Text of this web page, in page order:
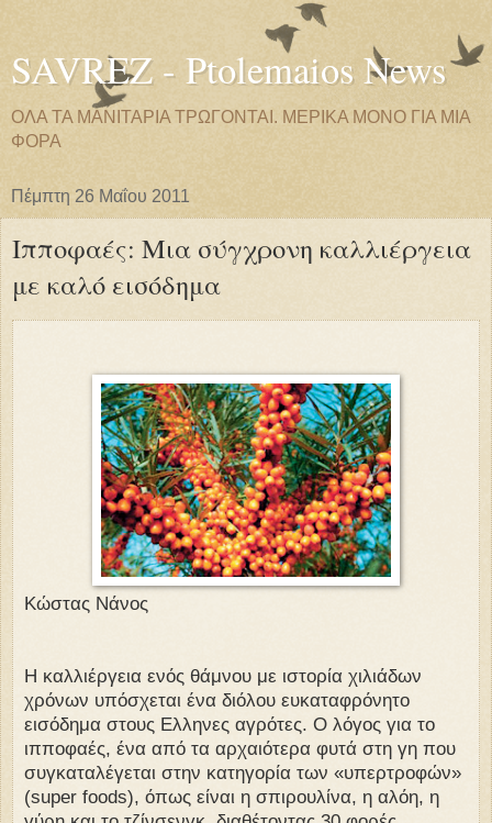
SAVREZ - Ptolemaios News
ΟΛΑ ΤΑ ΜΑΝΙΤΑΡΙΑ ΤΡΩΓΟΝΤΑΙ. ΜΕΡΙΚΑ ΜΟΝΟ ΓΙΑ ΜΙΑ
ΦΟΡΑ
Πέμπτη 26 Μαΐου 2011
Ιπποφαές: Μια σύγχρονη καλλιέργεια
με καλό εισόδημα
Κώστας Νάνος
Η καλλιέργεια ενός θάμνου με ιστορία χιλιάδων
χρόνων υπόσχεται ένα διόλου ευκαταφρόνητο
εισόδημα στους Ελληνες αγρότες. Ο λόγος για το
ιπποφαές, ένα από τα αρχαιότερα φυτά στη γη που
συγκαταλέγεται στην κατηγορία των «υπερτροφών»
(super foods), όπως είναι η σπιρουλίνα, η αλόη, η